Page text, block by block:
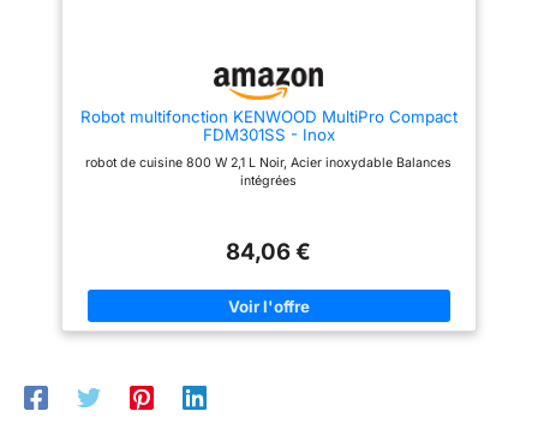
Robot multifonction KENWOOD MultiPro Compact
FDM301SS - Inox
robot de cuisine 800 W 2,1 L Noir, Acier inoxydable Balances
intégrées
84,06 €